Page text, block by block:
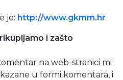
je: http://www.gkmm.hr
i zašto
na web-stranici mi
u formi komentara, i